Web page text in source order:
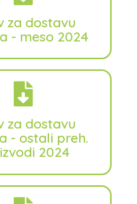
za dostavu
- meso 2024
za dostavu
- ostali preh.
2024